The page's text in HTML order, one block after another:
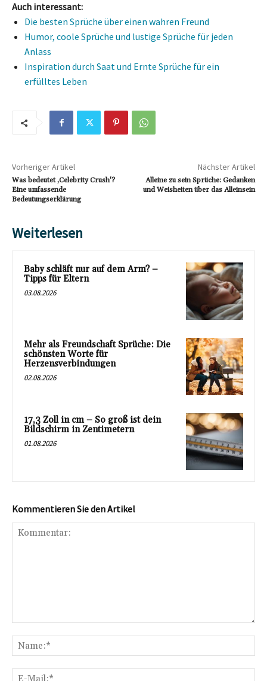
Auch interessant:
Die besten Sprüche über einen wahren Freund
Humor, coole Sprüche und lustige Sprüche für jeden
Anlass
Inspiration durch Saat und Ernte Sprüche für ein
erfülltes Leben
Vorheriger Artikel
Was bedeutet ‚Celebrity Crush‘?
Eine umfassende
Bedeutungserklärung
Nächster Artikel
Alleine zu sein Sprüche: Gedanken
und Weisheiten über das Alleinsein
Weiterlesen
Baby schläft nur auf dem Arm? –
Tipps für Eltern
03.08.2026
Mehr als Freundschaft Sprüche: Die
schönsten Worte für
Herzensverbindungen
02.08.2026
17,3 Zoll in cm – So groß ist dein
Bildschirm in Zentimetern
01.08.2026
Kommentieren Sie den Artikel